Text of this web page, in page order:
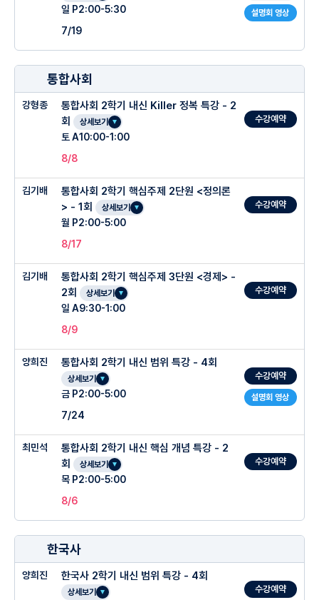
설명회 영상
일 P2:00-5:30
7/19
통합사회
강형종
통합사회 2학기 내신 Killer 정복 특강 - 2
회
상세보기
토 A10:00-1:00
8/8
수강예약
김기배
통합사회 2학기 핵심주제 2단원 <정의론
> - 1회
상세보기
월 P2:00-5:00
8/17
수강예약
김기배
통합사회 2학기 핵심주제 3단원 <경제> -
2회
상세보기
일 A9:30-1:00
8/9
수강예약
양희진
설명회 영상
통합사회 2학기 내신 범위 특강 - 4회
상세보기
금 P2:00-5:00
7/24
수강예약
최민석
통합사회 2학기 내신 핵심 개념 특강 - 2
회
상세보기
목 P2:00-5:00
8/6
수강예약
한국사
양희진 한국사 2학기 내신 범위 특강 - 4회
상세보기 수강예약